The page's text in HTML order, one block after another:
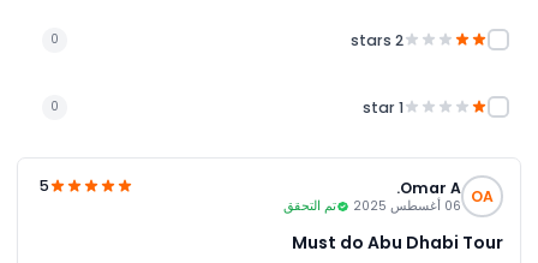
2 stars
0
1 star
0
OA
Omar A.
06 أغسطس 2025 تم التحقق
5
Must do Abu Dhabi Tour